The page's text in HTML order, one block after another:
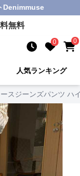
Denimmuse
無料
0 0
人気ランキング
スジーンズパンツ ハ